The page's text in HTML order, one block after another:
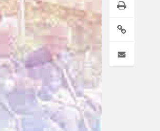
*فرهنگی
ایثار و شهادت